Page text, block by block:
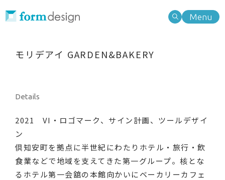
Menu
Work
Note
Information
About
Type of business
Search
キーワード検索
モリデアイ GARDEN&BAKERY
Details
2021 VI・ロゴマーク、サイン計画、ツールデザイ
ン
倶知安町を拠点に半世紀にわたりホテル・旅行・飲
食業などで地域を支えてきた第一グループ。核とな
るホテル第一会舘の本館向かいにベーカリーカフェ